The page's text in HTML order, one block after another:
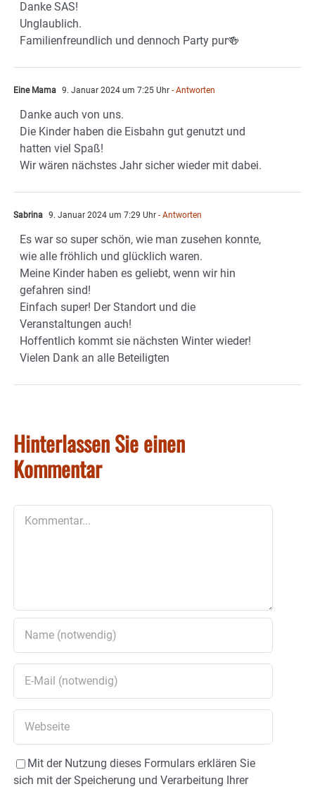
Danke SAS!
Unglaublich.
Familienfreundlich und dennoch Party pur🍻
Eine Mama 9. Januar 2024 um 7:25 Uhr - Antworten
Danke auch von uns.
Die Kinder haben die Eisbahn gut genutzt und
hatten viel Spaß!
Wir wären nächstes Jahr sicher wieder mit dabei.
Sabrina 9. Januar 2024 um 7:29 Uhr - Antworten
Es war so super schön, wie man zusehen konnte,
wie alle fröhlich und glücklich waren.
Meine Kinder haben es geliebt, wenn wir hin
gefahren sind!
Einfach super! Der Standort und die
Veranstaltungen auch!
Hoffentlich kommt sie nächsten Winter wieder!
Vielen Dank an alle Beteiligten
Hinterlassen Sie einen
Kommentar
Mit der Nutzung dieses Formulars erklären Sie
sich mit der Speicherung und Verarbeitung Ihrer